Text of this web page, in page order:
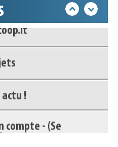
actu !
compte - (Se